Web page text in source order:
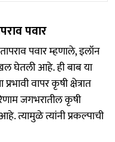
पवार
पवार म्हणाले, इलॉन
घेतली आहे. ही बाब या
वापर कृषी क्षेत्रात
जगभरातील कृषी
त्यामुळे त्यांनी प्रकल्पाची